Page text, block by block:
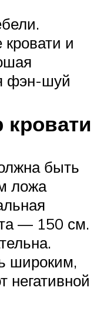
и
фэн-шуй
быть
ложа
— 150 см.
широким,
негативной